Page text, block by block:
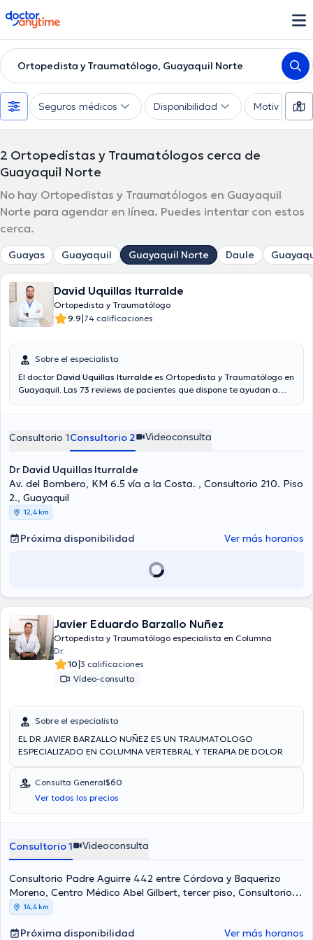
doctoranytime
Ortopedista y Traumatólogo, Guayaquil Norte
Seguros médicos Disponibilidad Motivo de
2 Ortopedistas y Traumatólogos cerca de
Guayaquil Norte
No hay Ortopedistas y Traumatólogos en Guayaquil
Norte para agendar en línea. Puedes intentar con estos
cerca.
Guayas Guayaquil Guayaquil Norte Daule
David Uquillas Iturralde
Ortopedista y Traumatólogo
9.9|74 calificaciones
Sobre el especialista
El doctor David Uquillas Iturralde es Ortopedista y Traumatólogo en
Guayaquil. Las 73 reviews de pacientes que dispone te ayudan a
aseguradoras: Latina salud, Vumi Latina.
Consultorio 1Consultorio 2 Videoconsulta
Dr David Uquillas Iturralde
Av. del Bombero, KM 6.5 vía a la Costa. , Consultorio 210. Piso
2., Guayaquil
12,4 km
Próxima disponibilidad Ver más horarios
Javier Eduardo Barzallo Nuñez
Ortopedista y Traumatólogo especialista en Columna
Dr.
10|3 calificaciones
Vídeo-consulta
Sobre el especialista
EL DR JAVIER BARZALLO NUÑEZ ES UN TRAUMATOLOGO
ESPECIALIZADO EN COLUMNA VERTEBRAL Y TERAPIA DE DOLOR
Consulta General$60
Ver todos los precios
Consultorio 1 Videoconsulta
Consultorio Padre Aguirre 442 entre Córdova y Baquerizo
Moreno, Centro Médico Abel Gilbert, tercer piso, Consultorio
304. Frente a la emergencia de la Clínica Guayaquil.,
14,4 km
Próxima disponibilidad Ver más horarios